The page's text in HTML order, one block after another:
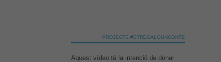
PROJECTE #ETREGALOUNCONTE
Aquest vídeo té la intenció de donar
Aquestes
són